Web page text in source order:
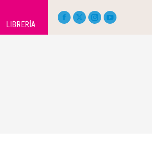
LIBRERÍA